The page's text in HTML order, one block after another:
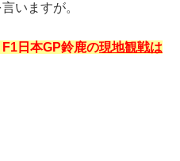
いますが。
F1日本GP鈴鹿の現地観戦は